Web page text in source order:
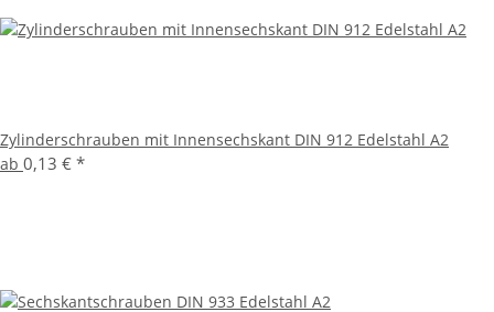
Zylinderschrauben mit Innensechskant DIN 912 Edelstahl A2
ab 0,13 € *